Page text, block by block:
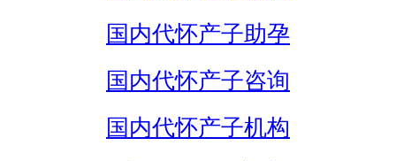
国内代怀产子助孕
国内代怀产子咨询
国内代怀产子机构